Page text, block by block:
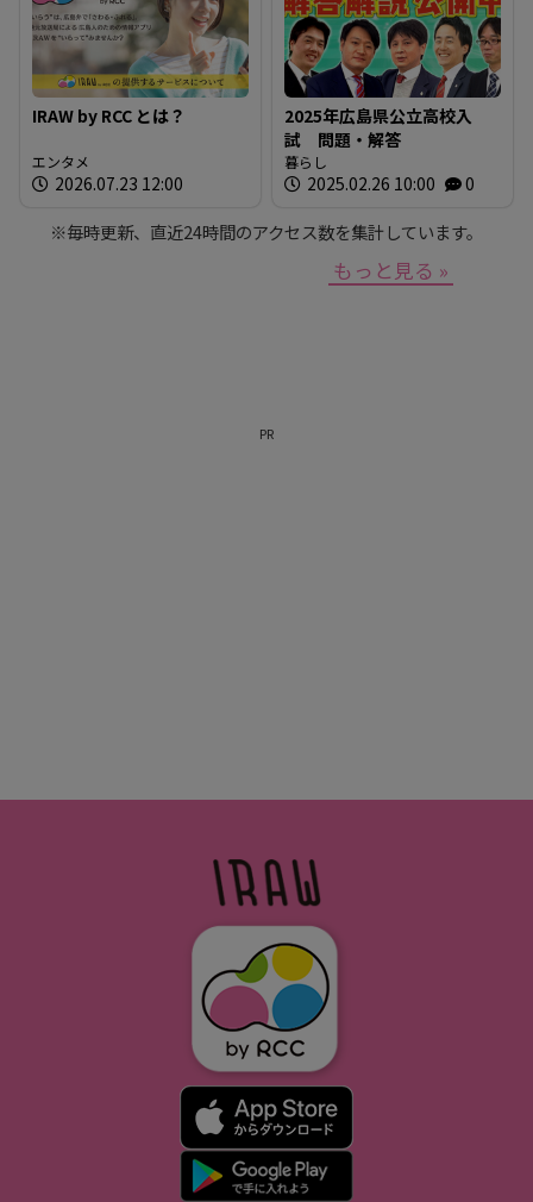
IRAW by RCC とは？
エンタメ
2026.07.23 12:00
2025年広島県公立高校入
試 問題・解答
暮らし
2025.02.26 10:00 0
※毎時更新、直近24時間のアクセス数を集計しています。
もっと見る »
PR